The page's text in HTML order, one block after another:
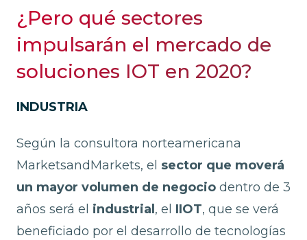
¿Pero qué sectores
impulsarán el mercado de
soluciones IOT en 2020?
INDUSTRIA
Según la consultora norteamericana
MarketsandMarkets, el sector que moverá
un mayor volumen de negocio dentro de 3
años será el industrial , el IIOT, que se verá
beneficiado por el desarrollo de tecnologías